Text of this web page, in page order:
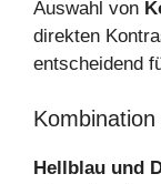
Auswahl von
direkten
entscheidend
Hellblau und